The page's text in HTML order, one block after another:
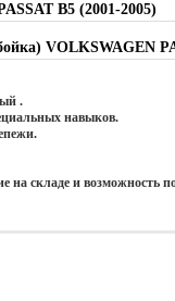
B5 (2001-2005)
VOLKSWAGEN
.
навыков.
на складе и возможность